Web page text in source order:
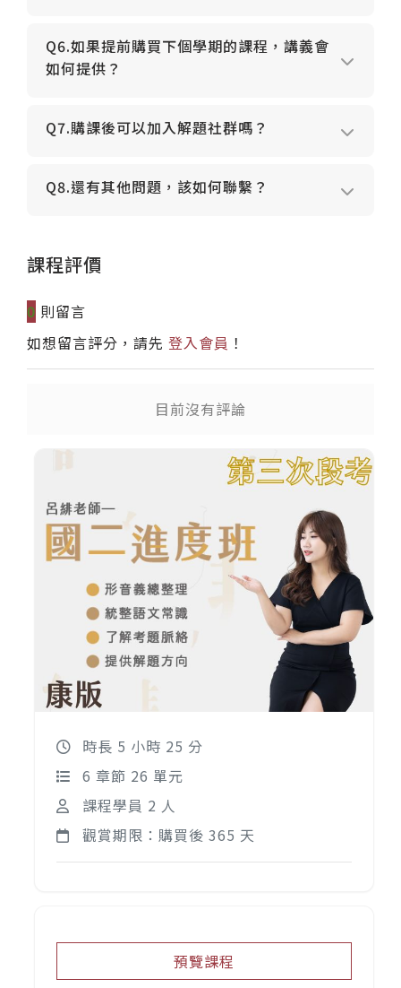
Q6.如果提前購買下個學期的課程，講義會
如何提供？
Q7.購課後可以加入解題社群嗎？
Q8.還有其他問題，該如何聯繫？
課程評價
0 則留言
如想留言評分，請先 登入會員 ！
目前沒有評論
時長 5 小時 25 分
6 章節 26 單元
課程學員 2 人
觀賞期限：購買後 365 天
預覽課程